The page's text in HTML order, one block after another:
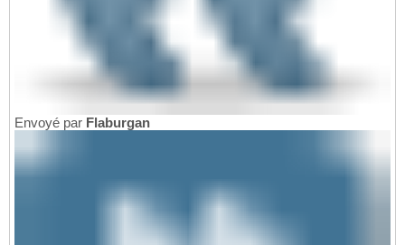
Envoyé par Flaburgan